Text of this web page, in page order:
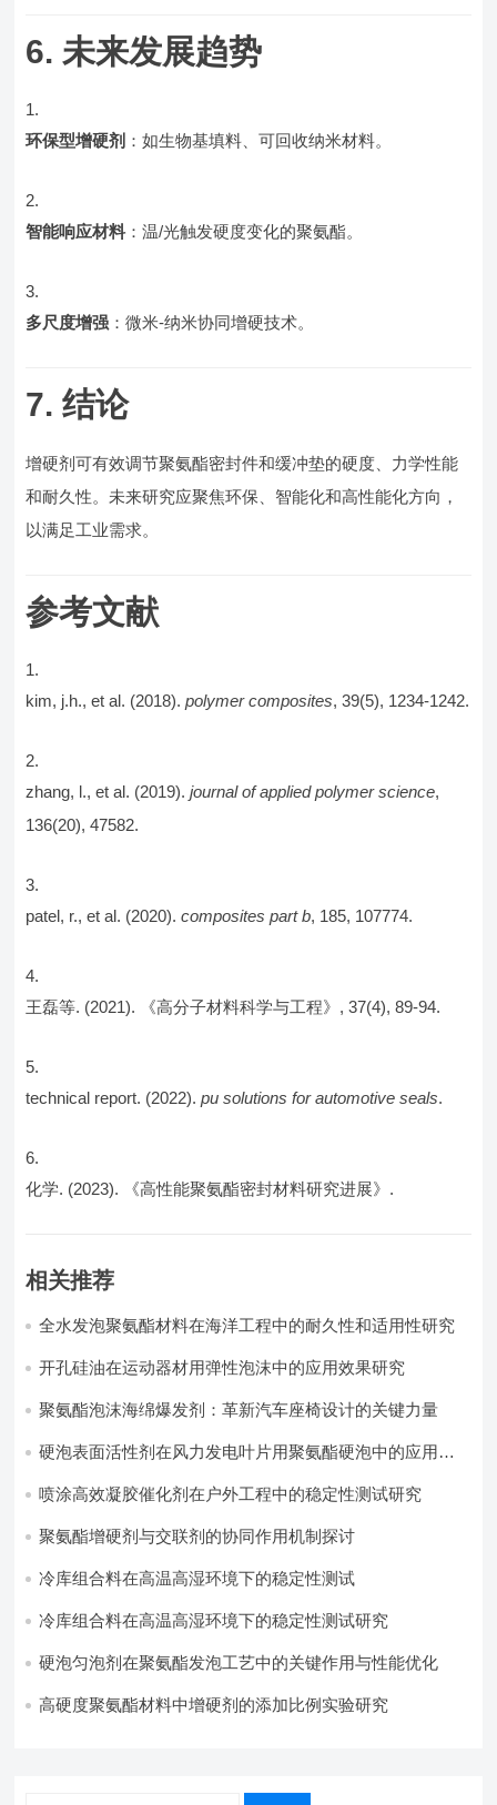
6. 未来发展趋势
环保型增硬剂 ：如生物基填料、可回收纳米材料。
智能响应材料 ：温/光触发硬度变化的聚氨酯。
多尺度增强 ：微米-纳米协同增硬技术。
7. 结论
增硬剂可有效调节聚氨酯密封件和缓冲垫的硬度、力学性能
和耐久性。未来研究应聚焦环保、智能化和高性能化方向，
以满足工业需求。
参考文献
kim, j.h., et al. (2018).polymer composites, 39(5), 1234-1242.
zhang, l., et al. (2019).journal of applied polymer science,
136(20), 47582.
patel, r., et al. (2020).composites part b, 185, 107774.
王磊等. (2021). 《高分子材料科学与工程》, 37(4), 89-94.
technical report. (2022).pu solutions for automotive seals.
化学. (2023). 《高性能聚氨酯密封材料研究进展》.
相关推荐
全水发泡聚氨酯材料在海洋工程中的耐久性和适用性研究
开孔硅油在运动器材用弹性泡沫中的应用效果研究
聚氨酯泡沫海绵爆发剂：革新汽车座椅设计的关键力量​
硬泡表面活性剂在风力发电叶片用聚氨酯硬泡中的应用实
喷涂高效凝胶催化剂在户外工程中的稳定性测试研究
聚氨酯增硬剂与交联剂的协同作用机制探讨
冷库组合料在高温高湿环境下的稳定性测试​
冷库组合料在高温高湿环境下的稳定性测试研究
硬泡匀泡剂在聚氨酯发泡工艺中的关键作用与性能优化
高硬度聚氨酯材料中增硬剂的添加比例实验研究